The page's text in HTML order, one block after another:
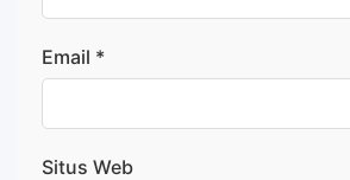
Email *
Situs Web